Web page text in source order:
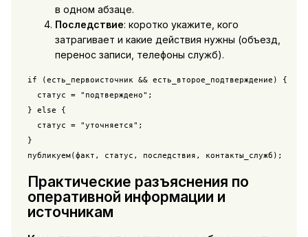
в одном абзаце.
Последствие: коротко укажите, кого
затрагивает и какие действия нужны (объезд,
перенос записи, телефоны служб).
if (есть_первоисточник && есть_второе_подтверждение) {
  статус = "подтверждено";
} else {
  статус = "уточняется";
}
публикуем(факт, статус, последствия, контакты_служб);
Практические разъяснения по
оперативной информации и
источникам